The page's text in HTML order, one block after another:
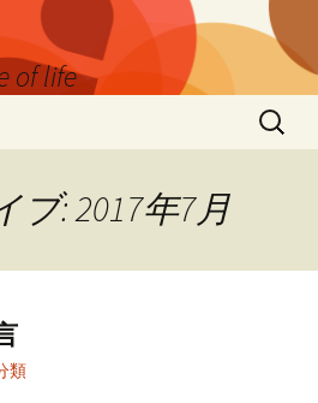
of life
検
索:
ブ: 2017年7月
類